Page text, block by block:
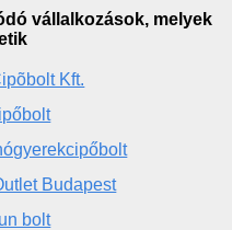
vállalkozások, melyek
Kft.
Budapest
bolt